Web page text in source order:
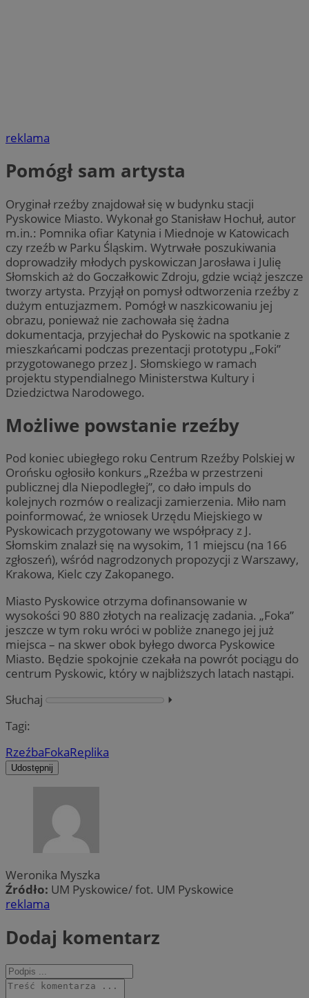
reklama
Pomógł sam artysta
Oryginał rzeźby znajdował się w budynku stacji
Pyskowice Miasto. Wykonał go Stanisław Hochuł, autor
m.in.: Pomnika ofiar Katynia i Miednoje w Katowicach
czy rzeźb w Parku Śląskim. Wytrwałe poszukiwania
doprowadziły młodych pyskowiczan Jarosława i Julię
Słomskich aż do Goczałkowic Zdroju, gdzie wciąż jeszcze
tworzy artysta. Przyjął on pomysł odtworzenia rzeźby z
dużym entuzjazmem. Pomógł w naszkicowaniu jej
obrazu, ponieważ nie zachowała się żadna
dokumentacja, przyjechał do Pyskowic na spotkanie z
mieszkańcami podczas prezentacji prototypu „Foki”
przygotowanego przez J. Słomskiego w ramach
projektu stypendialnego Ministerstwa Kultury i
Dziedzictwa Narodowego.
Możliwe powstanie rzeźby
Pod koniec ubiegłego roku Centrum Rzeźby Polskiej w
Orońsku ogłosiło konkurs „Rzeźba w przestrzeni
publicznej dla Niepodległej”, co dało impuls do
kolejnych rozmów o realizacji zamierzenia. Miło nam
poinformować, że wniosek Urzędu Miejskiego w
Pyskowicach przygotowany we współpracy z J.
Słomskim znalazł się na wysokim, 11 miejscu (na 166
zgłoszeń), wśród nagrodzonych propozycji z Warszawy,
Krakowa, Kielc czy Zakopanego.
Miasto Pyskowice otrzyma dofinansowanie w
wysokości 90 880 złotych na realizację zadania. „Foka”
jeszcze w tym roku wróci w pobliże znanego jej już
miejsca – na skwer obok byłego dworca Pyskowice
Miasto. Będzie spokojnie czekała na powrót pociągu do
centrum Pyskowic, który w najbliższych latach nastąpi.
Słuchaj
⏵︎
Tagi:
RzeźbaFokaReplika
Udostępnij
Weronika Myszka
Źródło: UM Pyskowice/ fot. UM Pyskowice
reklama
Dodaj komentarz